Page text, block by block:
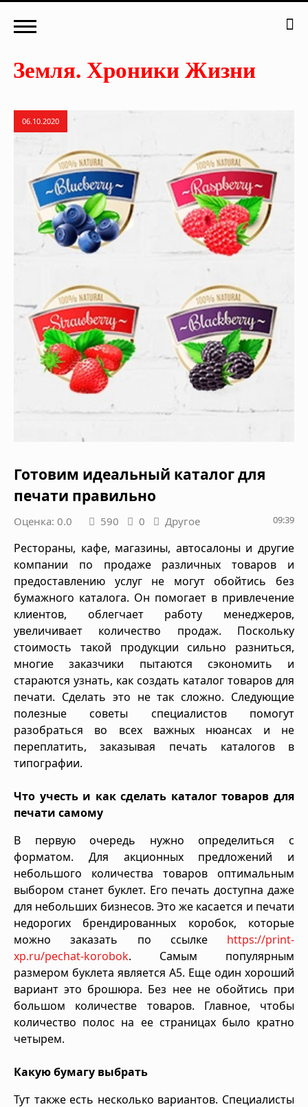
06.10.2020
Готовим идеальный каталог для
печати правильно
Оценка: 0.0 590 0 Другое 09:39
Рестораны, кафе, магазины, автосалоны и другие
компании по продаже различных товаров и
предоставлению услуг не могут обойтись без
бумажного каталога. Он помогает в привлечение
клиентов, облегчает работу менеджеров,
увеличивает количество продаж. Поскольку
стоимость такой продукции сильно разниться,
многие заказчики пытаются сэкономить и
стараются узнать, как создать каталог товаров для
печати. Сделать это не так сложно. Следующие
полезные советы специалистов помогут
разобраться во всех важных нюансах и не
переплатить, заказывая печать каталогов в
типографии.
Что учесть и как сделать каталог товаров для
печати самому
В первую очередь нужно определиться с
форматом. Для акционных предложений и
небольшого количества товаров оптимальным
выбором станет буклет. Его печать доступна даже
для небольших бизнесов. Это же касается и печати
недорогих брендированных коробок, которые
можно заказать по ссылке https://print-
xp.ru/pechat-korobok. Самым популярным
размером буклета является A5. Еще один хороший
вариант это брошюра. Без нее не обойтись при
большом количестве товаров. Главное, чтобы
количество полос на ее страницах было кратно
четырем.
Какую бумагу выбрать
Тут также есть несколько вариантов. Специалисты